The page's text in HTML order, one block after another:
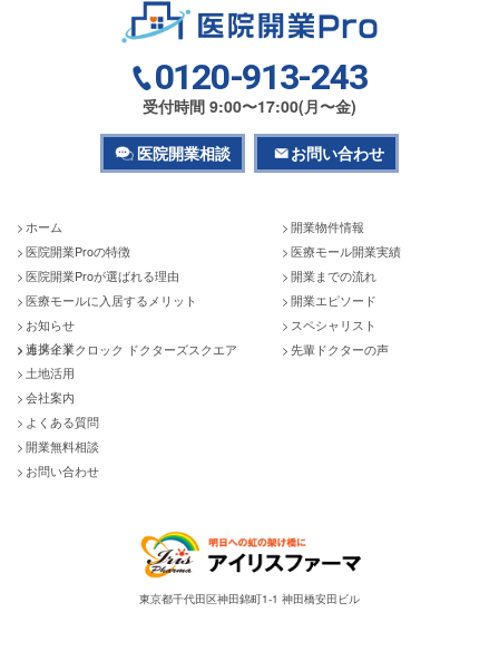
0120-913-243
受付時間 9:00〜17:00(月〜金)
医院開業相談 お問い合わせ
ホーム
医院開業Proの特徴
医院開業Proが選ばれる理由
医療モールに入居するメリット
お知らせ
カメイドクロック ドクターズスクエア
開業物件情報
医療モール開業実績
開業までの流れ
開業エピソード
スペシャリスト
先輩ドクターの声
連携企業
土地活用
会社案内
よくある質問
開業無料相談
お問い合わせ
東京都千代田区神田錦町1-1 神田橋安田ビル